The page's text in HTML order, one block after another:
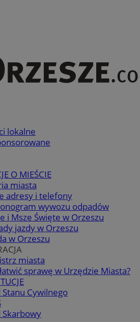
lokalne
O MIEŚCIE
miasta
adresy i telefony
wywozu odpadów
i Msze Święte w Orzeszu
jazdy w Orzeszu
w Orzeszu
miasta
sprawę w Urzędzie Miasta?
Stanu Cywilnego
Skarbowy